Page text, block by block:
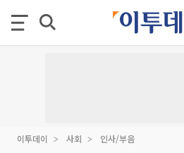
이투데이 사회 인사/부음